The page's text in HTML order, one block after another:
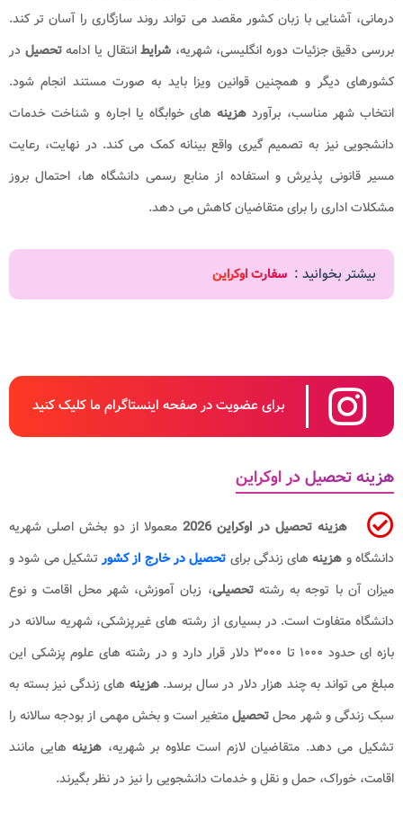
درمانی، آشنایی با زبان کشور مقصد می تواند روند سازگاری را آسان تر کند.
بررسی دقیق جزئیات دوره انگلیسی، شهریه، شرایطانتقال یا ادامهتحصیل در
کشورهای دیگر و همچنین قوانین ویزا باید به صورت مستند انجام شود.
انتخاب شهر مناسب، برآورد هزینه های خوابگاه یا اجاره و شناخت خدمات
دانشجویی نیز به تصمیم گیری واقع بینانه کمک می کند. در نهایت، رعایت
مسیر قانونی پذیرش و استفاده از منابع رسمی دانشگاه ها، احتمال بروز
مشکلات اداری را برای متقاضیان کاهش می دهد.
بیشتر بخوانید : سفارت اوکراین
برای عضویت در صفحه اینستاگرام ما کلیک کنید
هزینه تحصیل در اوکراین
هزینه تحصیل در اوکراین 2026
معمولا از دو بخش اصلی شهریه
دانشگاه و هزینه های زندگی برای تحصیل در خارج از کشورتشکیل می شود و
میزان آن با توجه به رشتهتحصیلی، زبان آموزش، شهر محل اقامت و نوع
دانشگاه متفاوت است. در بسیاری از رشته های غیرپزشکی، شهریه سالانه در
بازه ای حدود ۱۰۰۰ تا ۳۰۰۰ دلار قرار دارد و در رشته های علوم پزشکی این
مبلغ می تواند به چند هزار دلار در سال برسد.هزینه های زندگی نیز بسته به
سبک زندگی و شهر محلتحصیلمتغیر است و بخش مهمی از بودجه سالانه را
تشکیل می دهد. متقاضیان لازم است علاوه بر شهریه، هزینه هایی مانند
اقامت، خوراک، حمل و نقل و خدمات دانشجویی را نیز در نظر بگیرند.